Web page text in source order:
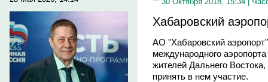
Хабаровский
АО "Хабаровский
международного
жителей Дальнего
принять в нем участие.